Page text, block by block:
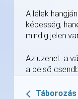
A lélek
képesség,
mindig jelen
Az üzenet: a
a belső
Táborozás